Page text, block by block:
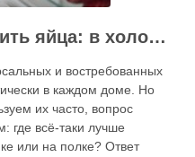
Как правильно хранить яйца: в холодильнике или на полке?
и востребованных
в каждом доме. Но
их часто, вопрос
где всё-таки лучше
или на полке? Ответ